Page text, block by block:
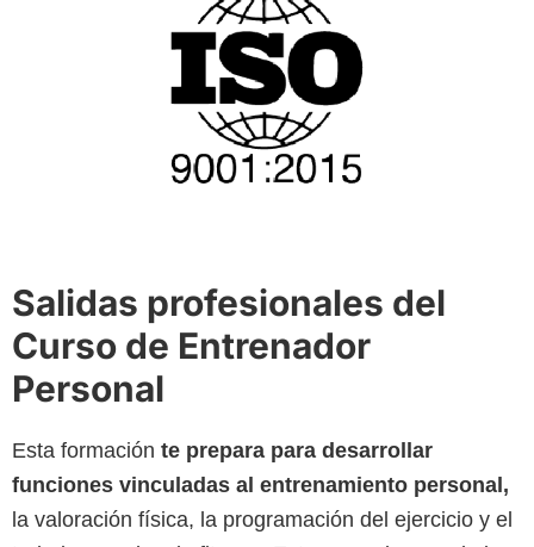
Salidas profesionales del
Curso de Entrenador
Personal
Esta formación te prepara para desarrollar
funciones vinculadas al entrenamiento personal,
la valoración física, la programación del ejercicio y el